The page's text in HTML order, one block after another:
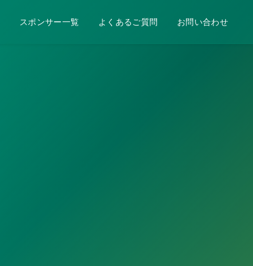
スポンサー一覧 よくあるご質問 お問い合わせ